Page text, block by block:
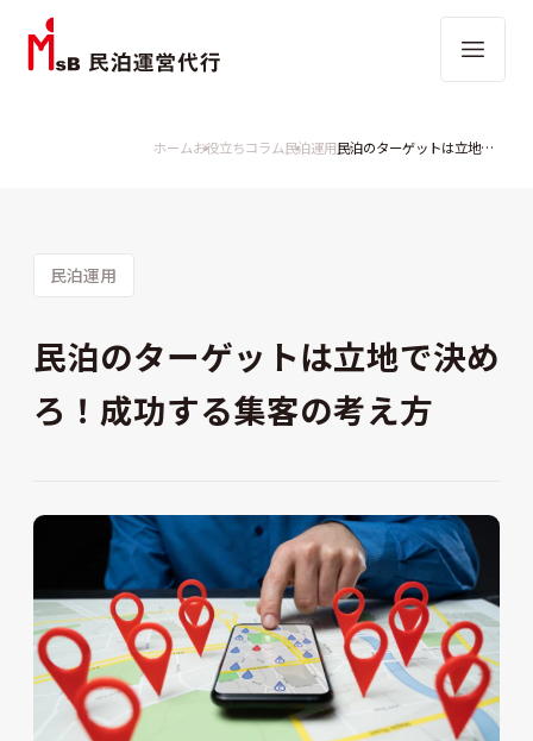
ホームお役立ちコラム民泊運用 民泊のターゲットは立地で決めろ！成功する集客の考え方
民泊のターゲットは立地で決め
ろ！成功する集客の考え方
民泊運用